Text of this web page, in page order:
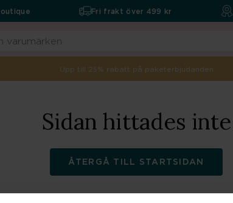
Fri frakt över 499 kr
Upp till 25% rabatt på paketerbjudanden
Sidan hittades inte
ÅTERGÅ TILL STARTSIDAN